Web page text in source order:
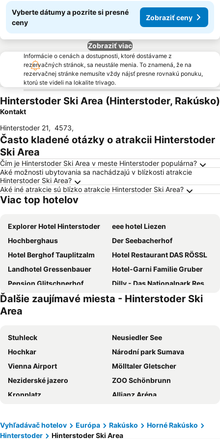
Vyberte dátumy a pozrite si presné
ceny
Zobraziť ceny
Zobraziť viac
Informácie o cenách a dostupnosti, ktoré dostávame z
rezervačných stránok, sa neustále menia. To znamená, že na
rezervačnej stránke nemusíte vždy nájsť presne rovnakú ponuku,
ktorú ste videli na lokalite trivago.
Hinterstoder Ski Area (Hinterstoder, Rakúsko)
Kontakt
Hinterstoder 21, 4573,
Často kladené otázky o atrakcii Hinterstoder
Ski Area
Čím je Hinterstoder Ski Area v meste Hinterstoder populárna?
Aké možnosti ubytovania sa nachádzajú v blízkosti atrakcie
Hinterstoder Ski Area?
Aké iné atrakcie sú blízko atrakcie Hinterstoder Ski Area?
Viac top hotelov
Explorer Hotel Hinterstoder
eee hotel Liezen
Hochberghaus
Der Seebacherhof
Hotel Berghof Tauplitzalm
Hotel Restaurant DAS RÖSSL
Landhotel Gressenbauer
Hotel-Garni Familie Gruber
Pension Glitschnerhof
Dilly - Das Nationalpark Resort
Hotel Lavendel
TRIFORÊT alpin.resort
JUFA Hotel Spital am Pyhrn
Hotel Tauplitzerhof
Hotel Kreutzer
Hotel Alpenrose
Berghotel Hinterstoder
Kirchenwirt
Relax- & Wanderhotel Poppengut
Hotel Hierzegger
Villa Bergzauber
Landhaus Tauplitz
Singerskogel
Huttersberg
Frühstückspension Haus Mayr
Ďalšie zaujímavé miesta - Hinterstoder Ski
Area
Stuhleck
Neusiedler See
Hochkar
Národní park Sumava
Vienna Airport
Mölltaler Gletscher
Neziderské jazero
ZOO Schönbrunn
Kronplatz
Allianz Aréna
Katschberg Ski Resort
Stare mesto Český Krumlov
Lachtal Ski Area
Nassfeld
Vyhľadávač hotelov Európa Rakúsko
Horné Rakúsko
Hinterstoder
Hinterstoder Ski Area